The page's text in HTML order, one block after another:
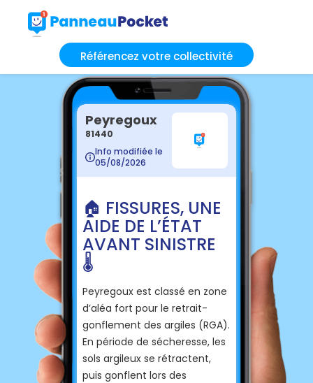
Référencez votre collectivité
Peyregoux
81440
Info modifiée le
05/08/2026
🏠 FISSURES, UNE
AIDE DE L’ÉTAT
AVANT SINISTRE
🌡️
Peyregoux est classé en zone
d’aléa fort pour le retrait-
gonflement des argiles (RGA).
En période de sécheresse, les
sols argileux se rétractent,
puis gonflent lors des